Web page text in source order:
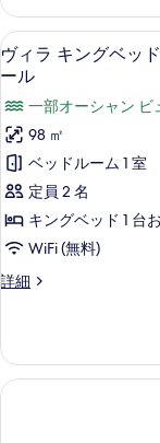
細
ヴ
ィ
ラ
キ
ン
グ
ベ
ッ
ド
ソ
フ
5
ヴィラ キングベッ
ール
一部オーシャン ビ
98 ㎡
ベッドルーム 1 室
定員 2 名
キングベッド 1 台
WiFi (無料)
詳細
ヴ
ン
グ
ベ